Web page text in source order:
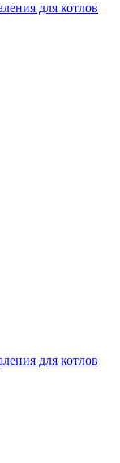
для котлов
для котлов